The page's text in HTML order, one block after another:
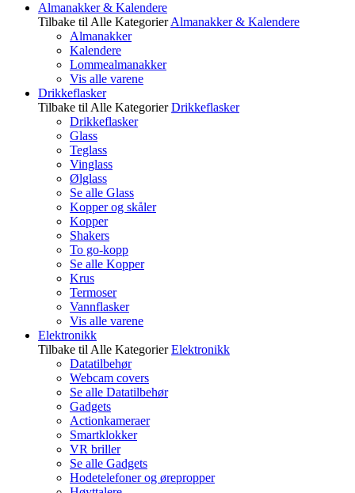
Almanakker & Kalendere
Tilbake til Alle Kategorier Almanakker & Kalendere
Almanakker
Kalendere
Lommealmanakker
Vis alle varene
Drikkeflasker
Tilbake til Alle Kategorier Drikkeflasker
Drikkeflasker
Glass
Teglass
Vinglass
Ølglass
Se alle Glass
Kopper og skåler
Kopper
Shakers
To go-kopp
Se alle Kopper
Krus
Termoser
Vannflasker
Vis alle varene
Elektronikk
Tilbake til Alle Kategorier Elektronikk
Datatilbehør
Webcam covers
Se alle Datatilbehør
Gadgets
Actionkameraer
Smartklokker
VR briller
Se alle Gadgets
Hodetelefoner og ørepropper